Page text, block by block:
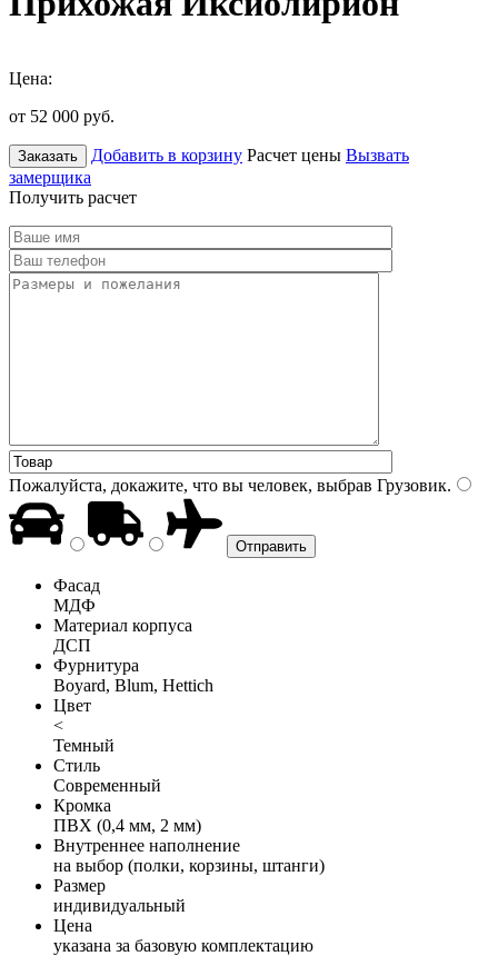
Цена:
от 52 000 руб.
Заказать Добавить в корзину Расчет цены Вызвать
замерщика
Получить расчет
Пожалуйста, докажите, что вы человек, выбрав Грузовик.
Фасад
МДФ
Материал корпуса
ДСП
Фурнитура
Boyard, Blum, Hettich
Цвет
<
Темный
Стиль
Современный
Кромка
ПВХ (0,4 мм, 2 мм)
Внутреннее наполнение
на выбор (полки, корзины, штанги)
Размер
индивидуальный
Цена
указана за базовую комплектацию